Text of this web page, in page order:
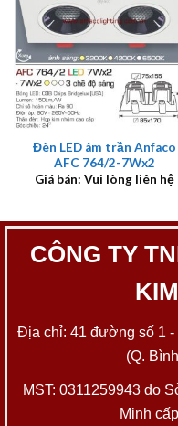
Đèn LED âm trần Anfaco
AFC 764/2-7Wx2
Giá bán: Vui lòng liên hệ
CÔNG TY
Địa chỉ: 41 đường số 1 -
(Q.
MST: 0311259943 do
Minh